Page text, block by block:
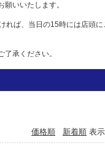
いいたします。
れば、当日の15時には店頭
承ください。
済を確認するため、お時間を
価格順 新着順 表